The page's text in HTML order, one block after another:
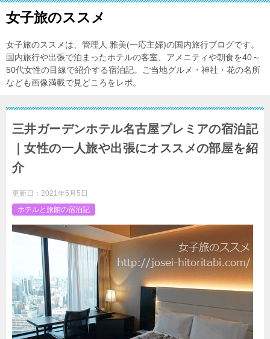
女子旅のススメ
女子旅のススメは、管理人 雅美(一応主婦)の国内旅行ブログです。
国内旅行や出張で泊まったホテルの客室、アメニティや朝食を40～
50代女性の目線で紹介する宿泊記。ご当地グルメ・神社・花の名所
なども画像満載で見どころをレポ。
三井ガーデンホテル名古屋プレミアの宿泊記
｜女性の一人旅や出張にオススメの部屋を紹
介
更新日： 2021年5月5日
ホテルと旅館の宿泊記